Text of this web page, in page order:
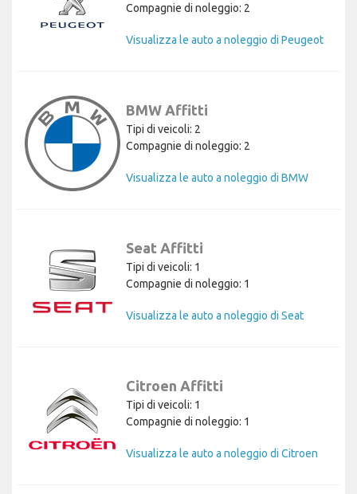
Compagnie di noleggio: 2
Visualizza le auto a noleggio di Peugeot
BMW Affitti
Tipi di veicoli: 2
Compagnie di noleggio: 2
Visualizza le auto a noleggio di BMW
Seat Affitti
Tipi di veicoli: 1
Compagnie di noleggio: 1
Visualizza le auto a noleggio di Seat
Citroen Affitti
Tipi di veicoli: 1
Compagnie di noleggio: 1
Visualizza le auto a noleggio di Citroen